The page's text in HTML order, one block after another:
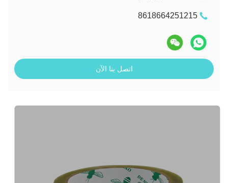
8618664251215
اتصل بنا الآن